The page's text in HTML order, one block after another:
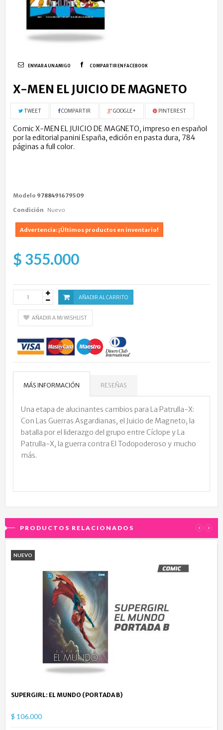
ENVIAR A UN AMIGO COMPARTIR EN FACEBOOK
X-MEN EL JUICIO DE MAGNETO
TWEET COMPARTIR GOOGLE+ PINTEREST
Comic X-MEN EL JUICIO DE MAGNETO, impreso en español
por la editorial panini España, edición en pasta dura, 784
páginas a full color.
Modelo 9788491679509
Condición Nuevo
Advertencia: ¡Últimos productos en inventario!
$ 355.000
AÑADIR AL CARRITO
AÑADIR A MI WISHLIST
MÁS INFORMACIÓN RESEÑAS
Una etapa de alucinantes cambios para La Patrulla-X:
Con Las Guerras Asgardianas, el Juicio de Magneto, la
batalla por el liderazgo del grupo entre Cíclope y La
Patrulla-X, la guerra contra El Todopoderoso y mucho
más.
PRODUCTOS RELACIONADOS ‹ ›
NUEVO
SUPERGIRL: EL MUNDO (PORTADA B)
$ 106.000